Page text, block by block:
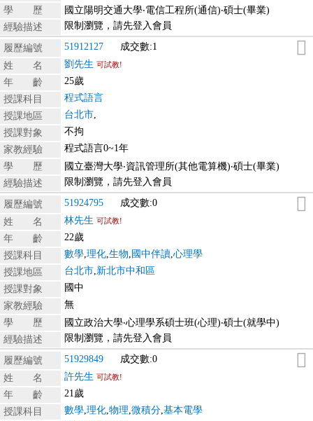
學 歷
國立陽明交通大學‧電信工程所(通信)‧碩士(畢業)
經驗描述
限制瀏覽，請先登入會員
履歷編號 51912127
成交數:1
姓 名
劉先生 可試教!
年 齡
25歲
授課科目
程式語言
授課地區
台北市,
授課對象
不拘
家教經驗
程式語言0~1年
學 歷
國立臺灣大學‧資訊管理所(其他電算機)‧碩士(畢業)
經驗描述
限制瀏覽，請先登入會員
履歷編號 51924795
成交數:0
姓 名
林先生 可試教!
年 齡
22歲
授課科目
數學,理化,生物, 國中伴讀,心理學
授課地區
台北市,新北市中和區
授課對象
國中
家教經驗
無
學 歷
國立政治大學‧心理學系碩士班(心理)‧碩士(就學中)
經驗描述
限制瀏覽，請先登入會員
履歷編號 51929849
成交數:0
姓 名
許先生 可試教!
年 齡
21歲
授課科目
數學,理化,物理,微積分,基本電學